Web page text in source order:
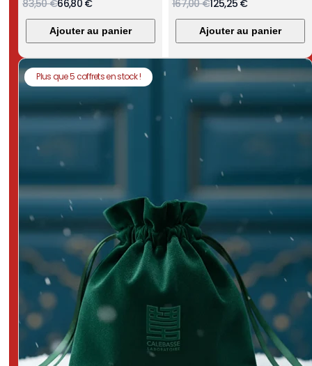
83,50 €66,80 €
Ajouter au panier
167,00 €125,25 €
Ajouter au panier
Plus que 5 coffrets en stock !